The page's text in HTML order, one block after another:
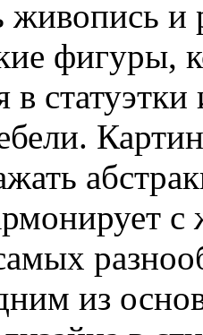
живопись и
фигуры,
из